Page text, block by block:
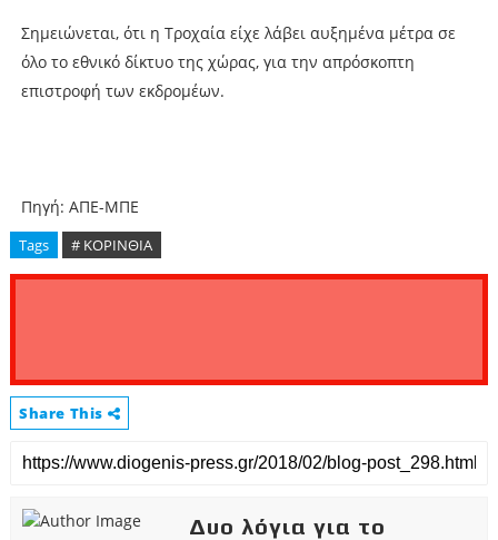
Σημειώνεται, ότι η Τροχαία είχε λάβει αυξημένα μέτρα σε
όλο το εθνικό δίκτυο της χώρας, για την απρόσκοπτη
επιστροφή των εκδρομέων.
Πηγή: ΑΠΕ-ΜΠΕ
Tags # ΚΟΡΙΝΘΙΑ
Share This
Δυο λόγια για το